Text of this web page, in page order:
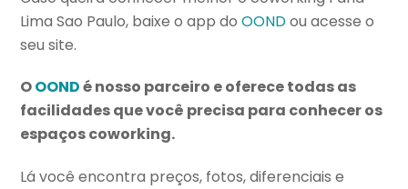
Lima Sao Paulo, baixe o app doOONDou acesse o
seu site.
OOONDé nosso parceiro e oferece todas as
facilidades que você precisa para conhecer os
espaços coworking.
Lá você encontra preços, fotos, diferenciais e